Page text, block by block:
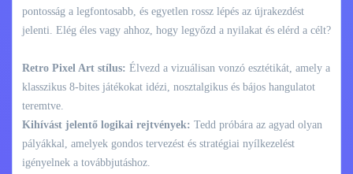
pontosság a legfontosabb, és egyetlen rossz lépés az újrakezdést
jelenti. Elég éles vagy ahhoz, hogy legyőzd a nyilakat és elérd a célt?
Retro Pixel Art stílus: Élvezd a vizuálisan vonzó esztétikát, amely a
klasszikus 8-bites játékokat idézi, nosztalgikus és bájos hangulatot
teremtve.
Kihívást jelentő logikai rejtvények: Tedd próbára az agyad olyan
pályákkal, amelyek gondos tervezést és stratégiai nyílkezelést
igényelnek a továbbjutáshoz.